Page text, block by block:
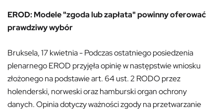
EROD: Modele "zgoda lub zapłata" powinny oferować
prawdziwy wybór
Bruksela, 17 kwietnia - Podczas ostatniego posiedzenia
plenarnego EROD przyjęła opinię w następstwie wniosku
złożonego na podstawie art. 64 ust. 2 RODO przez
holenderski, norweski oraz hamburski organ ochrony
danych. Opinia dotyczy ważności zgody na przetwarzanie